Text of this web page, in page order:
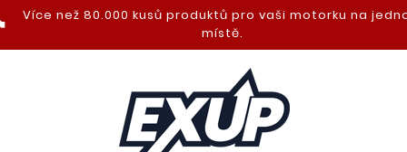
Více než 80.000 kusů produktů pro vaši motorku na
místě.